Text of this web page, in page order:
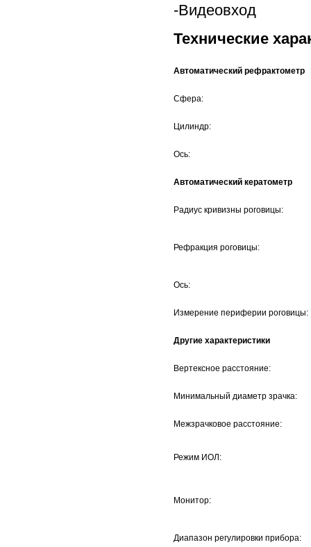
-Видеовход
Технические
Автоматический рефрактометр
Сфера:
Цилиндр:
Ось:
Автоматический кератометр
Радиус кривизны роговицы:
Рефракция роговицы:
Ось:
Измерение периферии роговицы:
Другие характеристики
Вертексное расстояние:
Минимальный диаметр зрачка:
Межзрачковое расстояние:
Режим ИОЛ:
Монитор:
Диапазон регулировки прибора: